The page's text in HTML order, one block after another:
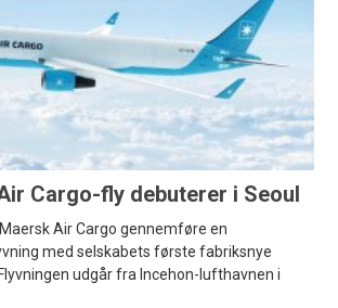
Cargo-fly debuterer i Seoul
Air Cargo gennemføre en
med selskabets første fabriksnye
udgår fra Incehon-lufthavnen i